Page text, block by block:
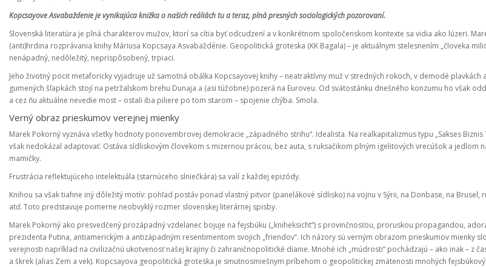
Kopcsayove Asvabaždenie je vynikajúca knižka o našich reáliách tu a teraz, plná presných sociologických pozorovaní.
Slovenská literatúra je plná charakterov mužov, ktorí sa cítia byť odcudzení a v konkrétnom spoločenskom kontexte sa vidia ako lúzeri.
(anti)hrdina rozprávania knihy Máriusa Kopcsaya Asvabaždénie. Geopolitická groteska (KK Bagala) – je aktuálnym stelesnením „človeka
nenápadný, nedôležitý, neprispôsobený, trpiaci.
Jeho životný pocit metaforicky vyjadruje už samotná obálka Kopcsayovej knihy – neatraktívny muž v stredných rokoch, v demodé plavkách
gumených šľapkách stojí na petržalskom brehu Dunaja a (asi túžobne) pozerá na Euroveu. Od svätostánku dnešného konzumu ho však
a cez ňu aktuálne nevedie most – ostali iba piliere po tom starom – spojenie chýba. Smola.
Verný obraz prieskumov verejnej mienky
Marek Pokorný vyznáva všetky hodnoty ponovembrovej demokracie „západného strihu“. Idealista. Na realkapitalizmus typu „Sakses Biznis
však nedokázal adaptovať. Ostáva sídliskovým človekom s mizernou prácou, bez auta, s ruksačikom plným igelitových vrecúšok a jedlom
mamičky.
Frustrácia reflektujúceho intelektuála (starnúceho slniečkára) sa valí z každej epizódy.
Knihou sa však tiahne iný dôležitý motív: pohľad postáv ponad vlastný pitvor (panelákové sídlisko) na vojnu v Sýrii, na Donbase, na Brusel,
atď. Toto predstavuje pomerne neobvyklý rozmer slovenskej literárnej spisby.
Marek Pokorný ako presvedčený prozápadný vzdelanec bojuje na fejsbúku („kniheksicht“) s provinčnosťou, proruskou propagandou,
prezidenta Putina, antiamerickým a antizápadným resentimentom svojich „friendov“. Ich názory sú verným obrazom prieskumov mienky
verejnosti napríklad na civilizačnú ukotvenosť našej krajiny či zahraničnopolitické dianie. Mnohé ich „múdrosti“ pochádzajú – ako inak – z
a škrek (alias Zem a vek). Kopcsayova geopolitická groteska je smutnosmiešnym príbehom o geopolitickej zmätenosti mnohých